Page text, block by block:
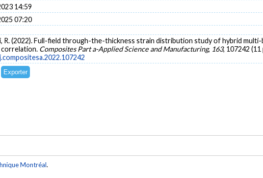
14:59
07:20
R. (2022). Full-field through-the-thickness strain distribution study of hybrid
correlation. Composites Part a-Applied Science and Manufacturing, 163, 107242 (11
Montréal.